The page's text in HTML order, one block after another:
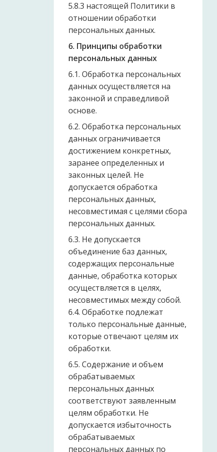
5.8.3 настоящей Политики в
отношении обработки
персональных данных.
6. Принципы обработки
персональных данных
6.1. Обработка персональных
данных осуществляется на
законной и справедливой
основе.
6.2. Обработка персональных
данных ограничивается
достижением конкретных,
заранее определенных и
законных целей. Не
допускается обработка
персональных данных,
несовместимая с целями сбора
персональных данных.
6.3. Не допускается
объединение баз данных,
содержащих персональные
данные, обработка которых
осуществляется в целях,
несовместимых между собой.
6.4. Обработке подлежат
только персональные данные,
которые отвечают целям их
обработки.
6.5. Содержание и объем
обрабатываемых
персональных данных
соответствуют заявленным
целям обработки. Не
допускается избыточность
обрабатываемых
персональных данных по